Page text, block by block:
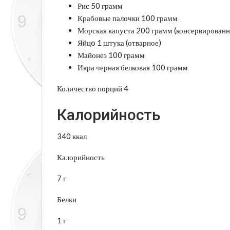
Рис 50 грамм
Крабовые палочки 100 грамм
Морская капуста 200 грамм
Яйцo 1 штука (отварное)
Майонез 100 грамм
Икра черная белковая 100 грамм
Количество порций 4
Калорийность
340 ккал
Калорийность
7 г
Белки
1 г